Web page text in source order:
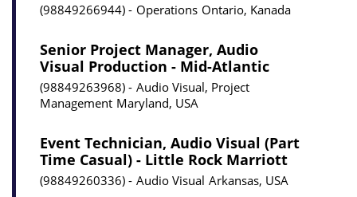
98849266944 Operations Ontario, Kanada
Senior Project Manager, Audio
Visual Production - Mid-Atlantic
98849263968
Audio Visual, Project
Management Maryland, USA
Event Technician, Audio Visual (Part
Time Casual) - Little Rock Marriott
98849260336 Audio Visual Arkansas, USA